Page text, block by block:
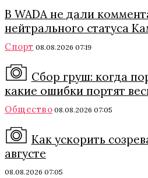
В WADA не дали
нейтрального статуса
Спорт 08.08.2026 07:19
Сбор груш: когда
какие ошибки портят
Общество 08.08.2026 07:05
Как ускорить
августе
08.08.2026 07:05